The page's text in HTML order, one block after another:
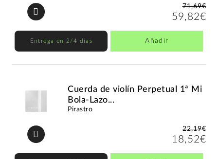
71,69€
59,82€
Entrega en 2/4 días Añadir
Cuerda de violín Perpetual 1ª Mi
Bola-Lazo...
Pirastro
22,19€
18,52€